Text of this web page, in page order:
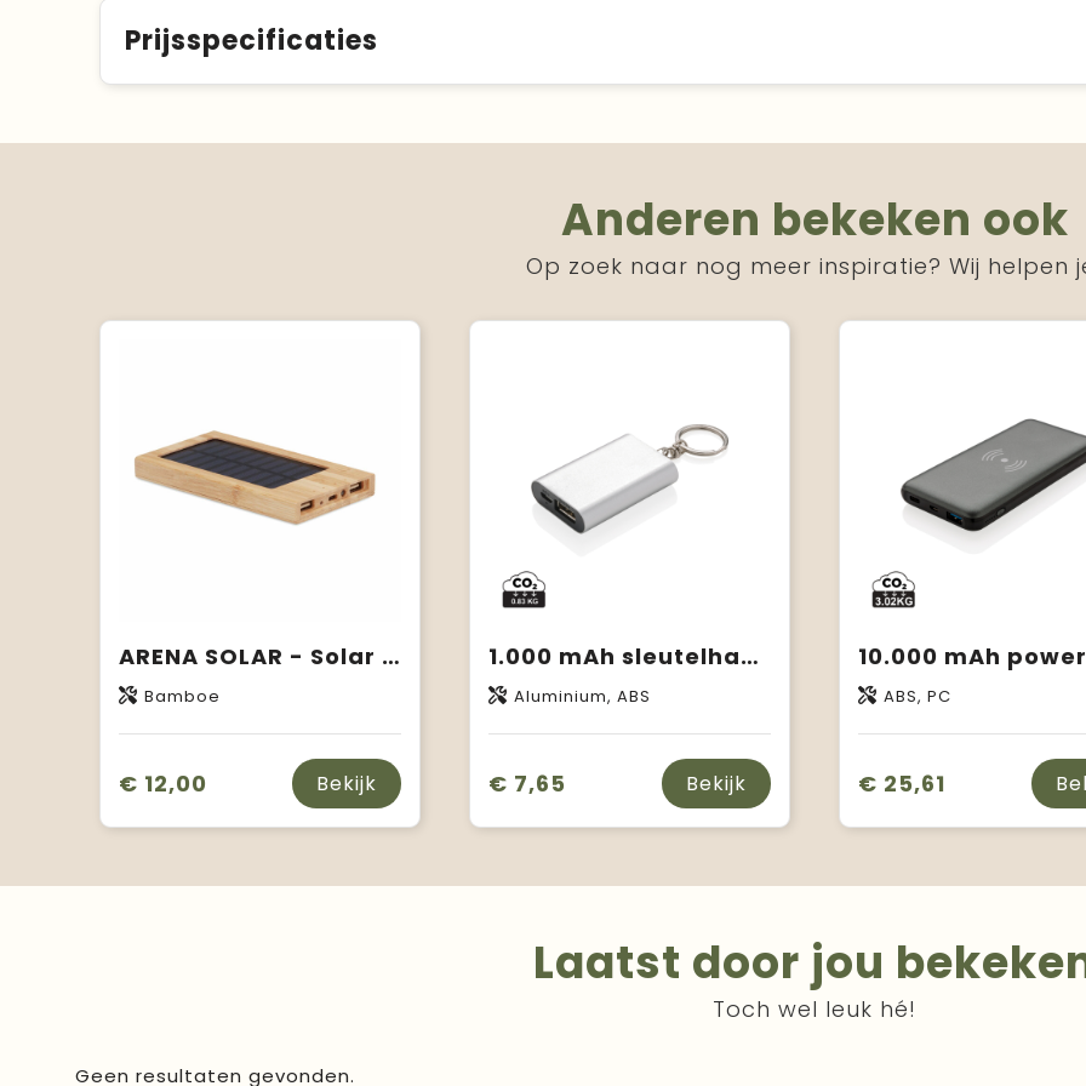
Prijsspecificaties
Anderen bekeken ook
Op zoek naar nog meer inspiratie? Wij helpen
ARENA SOLAR - Solar powerbank 4000 mAh
Bamboe
€ 12,00 Bekijk
1.000 mAh sleutelhanger powerbank
Aluminium, ABS
€ 7,65 Bekijk
ABS, PC
€ 25,61
Laatst door jou
Toch wel leuk hé!
Geen resultaten gevonden.